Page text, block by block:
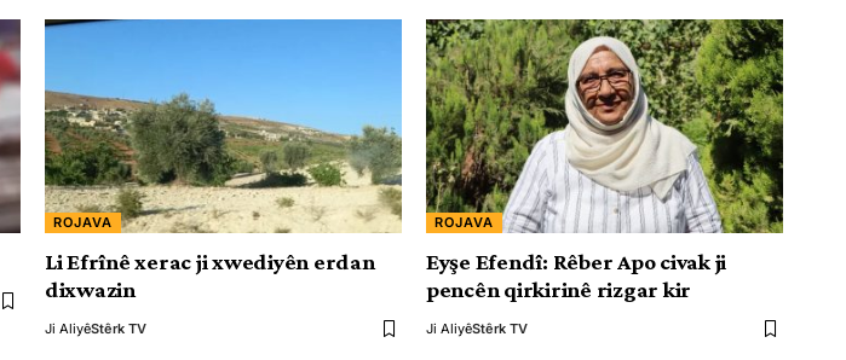
ROJAVA
Li Efrînê xerac ji xwediyên erdan
dixwazin
Ji AliyêStêrk TV
ROJAVA
Eyşe Efendî: Rêber Apo civak ji
pencên qirkirinê rizgar kir
Ji AliyêStêrk TV